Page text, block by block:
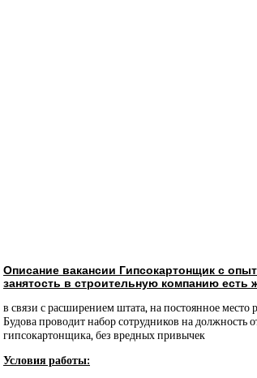
Описание вакансии Гипсокартонщик с
занятость в строительную компанию есть
в связи с расширением штата, на постоянное место
Будова проводит набор сотрудников на должность
гипсокартонщика, без вредных привычек
Условия работы: